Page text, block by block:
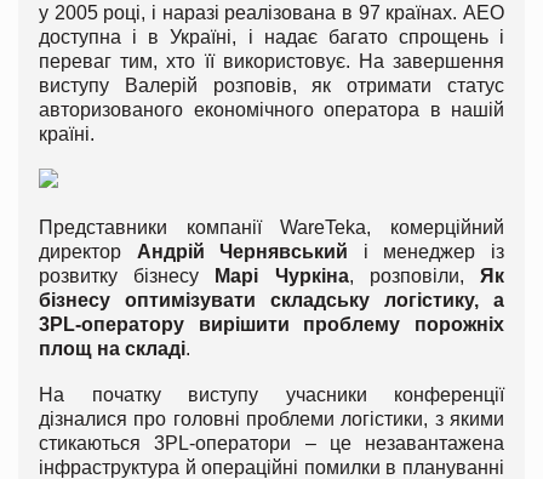
у 2005 році, і наразі реалізована в 97 країнах. АЕО
доступна і в Україні, і надає багато спрощень і
переваг тим, хто її використовує. На завершення
виступу Валерій розповів, як отримати статус
авторизованого економічного оператора в нашій
країні.
Представники компанії WareTeka, комерційний
директор Андрій Чернявський і менеджер із
розвитку бізнесу
Марі Чуркіна, розповіли,Як
бізнесу оптимізувати складську логістику, а
3PL-оператору вирішити проблему порожніх
площ на складі.
На початку виступу учасники конференції
дізналися про головні проблеми логістики, з якими
стикаються 3PL-оператори – це незавантажена
інфраструктура й операційні помилки в плануванні